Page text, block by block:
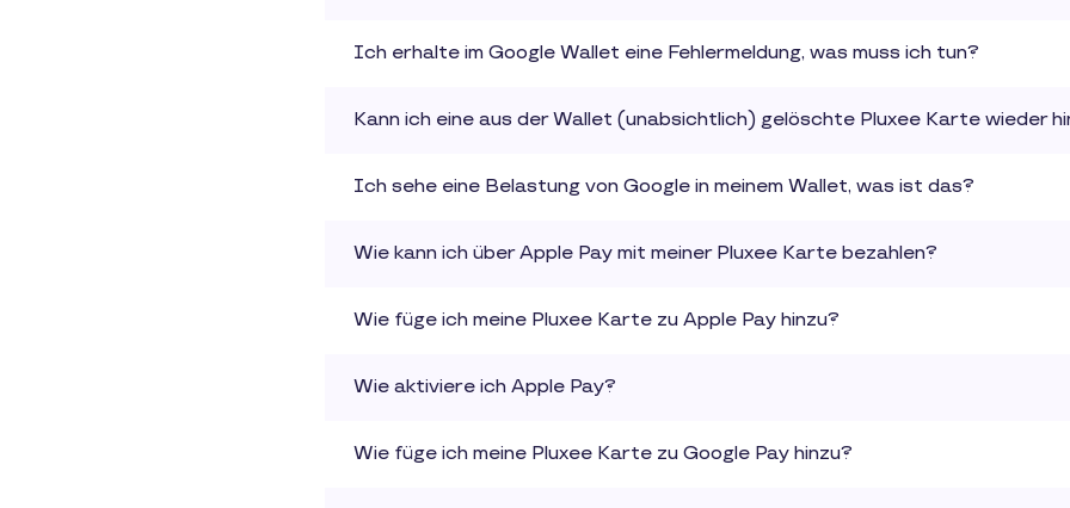
Ich erhalte im Google Wallet eine Fehlermeldung, was muss ich tun?
Kann ich eine aus der Wallet (unabsichtlich) gelöschte Pluxee Karte wieder
Ich sehe eine Belastung von Google in meinem Wallet, was ist das?
Wie kann ich über Apple Pay mit meiner Pluxee Karte bezahlen?
Wie füge ich meine Pluxee Karte zu Apple Pay hinzu?
Wie aktiviere ich Apple Pay?
Wie füge ich meine Pluxee Karte zu Google Pay hinzu?